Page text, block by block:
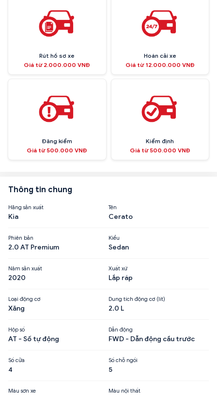
Rút hồ sơ xe
Giá từ 2.000.000 VNĐ
Hoán cải xe
Giá từ 12.000.000 VNĐ
Đăng kiểm
Giá từ 500.000 VNĐ
Kiểm định
Giá từ 500.000 VNĐ
Thông tin chung
Hãng sản xuất
Kia
Tên
Cerato
Phiên bản
2.0 AT Premium
Kiểu
Sedan
Năm sản xuất
2020
Xuất xứ
Lắp ráp
Loại động cơ
Xăng
Dung tích động cơ (lít)
2.0 L
Hộp số
AT - Số tự động
Dẫn động
FWD - Dẫn động cầu trước
Số cửa
4
Số chỗ ngồi
5
Màu sơn xe Màu nội thất